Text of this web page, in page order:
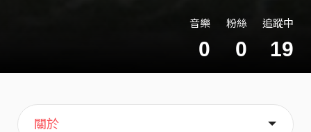
音樂
0
粉絲
0
追蹤中
19
主頁
歌單
喜歡
關於